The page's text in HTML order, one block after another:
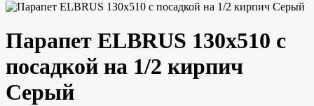
Парапет ELBRUS 130х510 с
посадкой на 1/2 кирпич
Серый